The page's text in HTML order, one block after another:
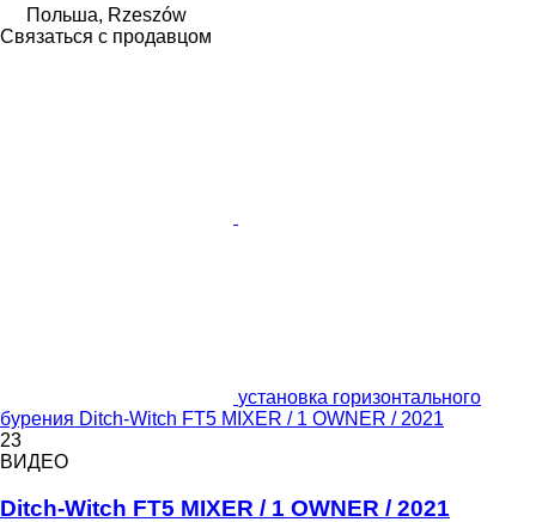
Польша, Rzeszów
Связаться с продавцом
установка горизонтального
бурения Ditch-Witch FT5 MIXER / 1 OWNER / 2021
23
ВИДЕО
Ditch-Witch FT5 MIXER / 1 OWNER / 2021